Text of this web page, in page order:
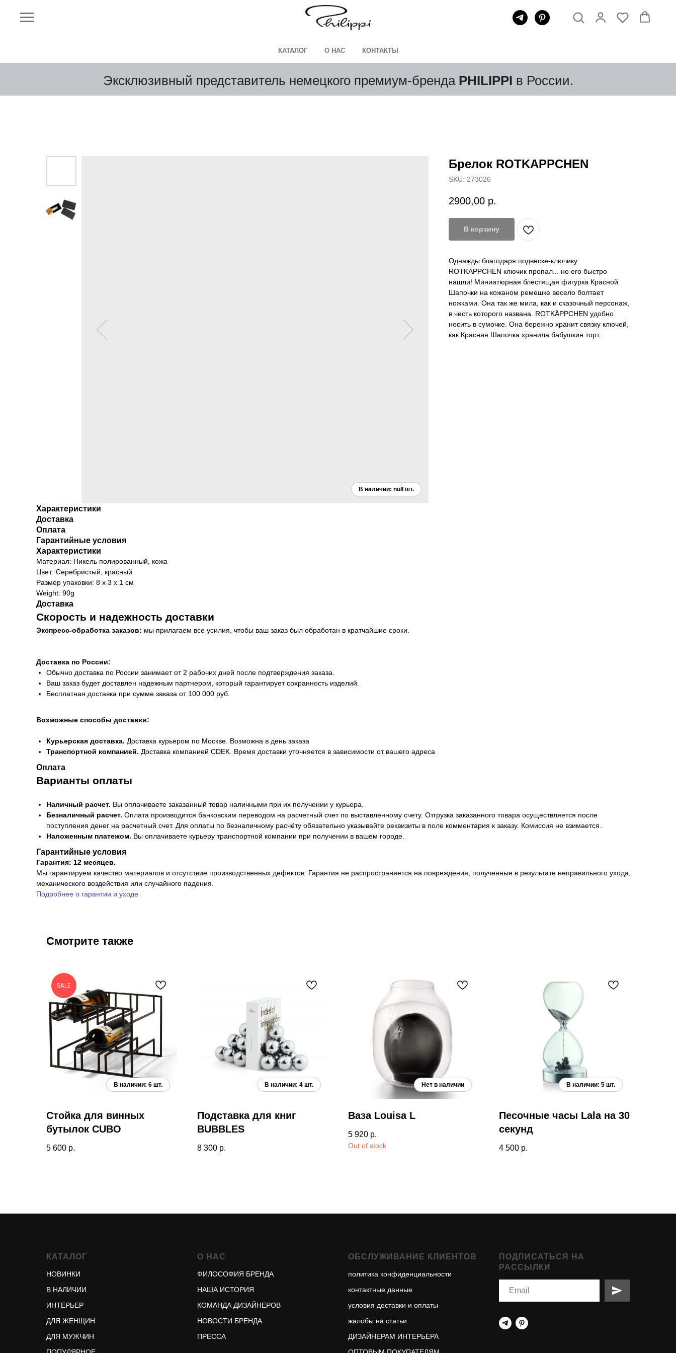
КАТАЛОГ О НАС КОНТАКТЫ
Эксклюзивный представитель немецкого премиум-бренда PHILIPPI в России.
Брелок ROTKAPPCHEN
SKU: 273026
2900,00 р.
В корзину
Однажды благодаря подвеске-ключику
ROTKÄPPCHEN ключик пропал... но его быстро
нашли! Миниатюрная блестящая фигурка Красной
Шапочки на кожаном ремешке весело болтает
ножками. Она так же мила, как и сказочный персонаж,
в честь которого названа. ROTKÄPPCHEN удобно
носить в сумочке. Она бережно хранит связку ключей,
как Красная Шапочка хранила бабушкин торт.
Характеристики
Доставка
Оплата
Гарантийные условия
Характеристики
Материал: Никель полированный, кожа
Цвет: Серебристый, красный
Размер упаковки: 8 x 3 x 1 см
Weight: 90g
Доставка
Скорость и надежность доставки
Экспресс-обработка заказов: мы прилагаем все усилия, чтобы ваш заказ был обработан в кратчайшие сроки.
Доставка по России:
Обычно доставка по России занимает от 2 рабочих дней после подтверждения заказа.
Ваш заказ будет доставлен надежным партнером, который гарантирует сохранность изделий.
Бесплатная доставка при сумме заказа от 100 000 руб.
Возможные способы доставки:
Курьерская доставка. Доставка курьером по Москве. Возможна в день заказа
Транспортной компанией. Доставка компанией CDEK. Время доставки уточняется в зависимости от вашего адреса
Оплата
Варианты оплаты
Наличный расчет. Вы оплачиваете заказанный товар наличными при их получении у курьера.
Безналичный расчет. Оплата производится банковским переводом на расчетный счет по выставленному счету. Отгрузка заказанного товара осуществляется после
поступления денег на расчетный счет. Для оплаты по безналичному расчёту обязательно указывайте реквизиты в поле комментария к заказу. Комиссия не взимается.
Наложенным платежом. Вы оплачиваете курьеру транспортной компании при получении в вашем городе.
Гарантийные условия
Гарантия: 12 месяцев.
Мы гарантируем качество материалов и отсутствие производственных дефектов. Гарантия не распространяется на повреждения, полученные в результате неправильного ухода,
механического воздействия или случайного падения.
Подробнее о гарантии и уходе
Смотрите также
SALE
Стойка для винных
бутылок CUBO
5 600 р.
Подставка для книг
BUBBLES
8 300 р.
Ваза Louisa L
5 920 р.
Out of stock
Песочные часы Lala на 30
секунд
4 500 р.
КАТАЛОГ
НОВИНКИ
В НАЛИЧИИ
ИНТЕРЬЕР
ДЛЯ ЖЕНЩИН
ДЛЯ МУЖЧИН
О НАС
ФИЛОСОФИЯ БРЕНДА
НАША ИСТОРИЯ
КОМАНДА ДИЗАЙНЕРОВ
НОВОСТИ БРЕНДА
ПРЕССА
ОБСЛУЖИВАНИЕ КЛИЕНТОВ
политика конфиденциальности
контактные данные
условия доставки и оплаты
жалобы на статьи
ДИЗАЙНЕРАМ ИНТЕРЬЕРА
ПОДПИСАТЬСЯ НА
РАССЫЛКИ